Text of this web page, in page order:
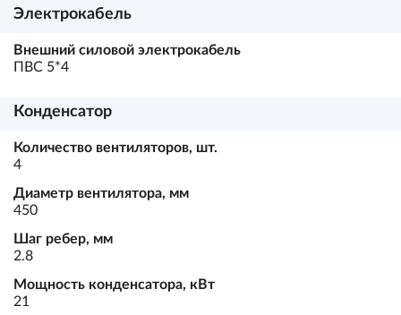
Электрокабель
Внешний силовой электрокабель
ПВС 5*4
Конденсатор
Количество вентиляторов, шт.
4
Диаметр вентилятора, мм
450
Шаг ребер, мм
2.8
Мощность конденсатора, кВт
21